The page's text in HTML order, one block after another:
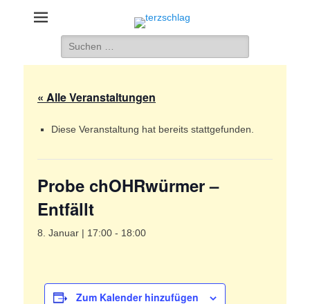
terzschlag
Gemischter Chor Hetzdorf e. V.
Suche
nach:
« Alle Veranstaltungen
Diese Veranstaltung hat bereits stattgefunden.
Probe chOHRwürmer –
Entfällt
8. Januar | 17:00 - 18:00
Zum Kalender hinzufügen